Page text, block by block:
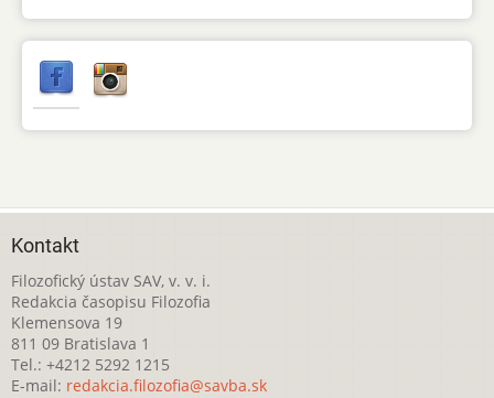
Kontakt
Filozofický ústav SAV, v. v. i.
Redakcia časopisu Filozofia
Klemensova 19
811 09 Bratislava 1
Tel.: +4212 5292 1215
E-mail: redakcia.filozofia@savba.sk